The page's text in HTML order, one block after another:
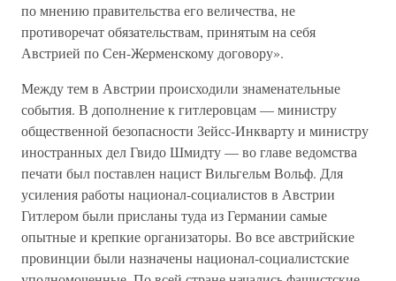
по мнению правительства его величества, не
противоречат обязательствам, принятым на себя
Австрией по Сен-Жерменскому договору».
Между тем в Австрии происходили знаменательные
события. В дополнение к гитлеровцам — министру
общественной безопасности Зейсс-Инкварту и министру
иностранных дел Гвидо Шмидту — во главе ведомства
печати был поставлен нацист Вильгельм Вольф. Для
усиления работы национал-социалистов в Австрии
Гитлером были присланы туда из Германии самые
опытные и крепкие организаторы. Во все австрийские
провинции были назначены национал-социалистские